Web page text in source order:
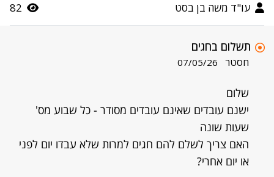
עו"ד משה בן בסט 82
תשלום בחגים
חסטר 07/05/26
שלום
ישנם עובדים שאינם עובדים מסודר - כל שבוע מס'
שעות שונה
האם צריך לשלם להם חגים למרות שלא עבדו יום לפני
או יום אחרי?